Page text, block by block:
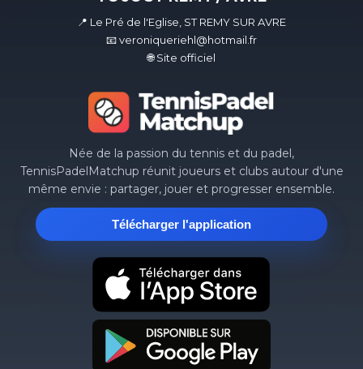
📍 Le Pré de l'Eglise, ST REMY SUR AVRE
📧 veroniqueriehl@hotmail.fr
🌐 Site officiel
Née de la passion du tennis et du padel,
TennisPadelMatchup réunit joueurs et clubs autour d'une
même envie : partager, jouer et progresser ensemble.
Télécharger l'application